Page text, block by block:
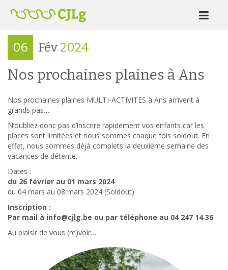
06 Fév 2024
Nos prochaines plaines à Ans
Nos prochaines plaines MULTI-ACTIVITES à Ans arrivent à
grands pas…
N’oubliez donc pas d’inscrire rapidement vos enfants car les
places sont limitées et nous sommes chaque fois soldout. En
effet, nous sommes déjà complets la deuxième semaine des
vacances de détente.
Dates :
du 26 février au 01 mars 2024
du 04 mars au 08 mars 2024 (Soldout)
Inscription :
Par mail à info@cjlg.be ou par téléphone au 04 247 14 36
Au plaisir de vous (re)voir…